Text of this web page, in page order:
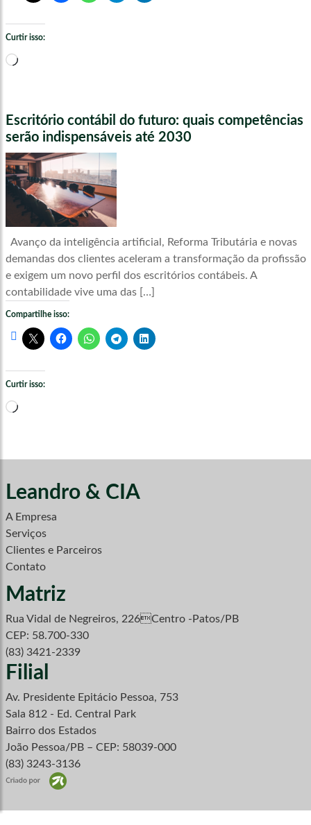
Curtir isso:
Carregando...
Escritório contábil do futuro: quais competências
serão indispensáveis até 2030
Avanço da inteligência artificial, Reforma Tributária e novas
demandas dos clientes aceleram a transformação da profissão
e exigem um novo perfil dos escritórios contábeis. A
contabilidade vive uma das […]
Compartilhe isso:
Curtir isso:
Carregando...
Leandro & CIA
A Empresa
Serviços
Clientes e Parceiros
Contato
Matriz
Rua Vidal de Negreiros, 226Centro -Patos/PB
CEP: 58.700-330
(83) 3421-2339
Filial
Av. Presidente Epitácio Pessoa, 753
Sala 812 - Ed. Central Park
Bairro dos Estados
João Pessoa/PB – CEP: 58039-000
(83) 3243-3136